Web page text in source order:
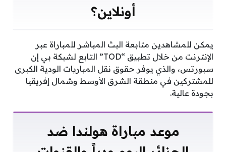
أونلاين؟
يمكن للمشاهدين متابعة البث المباشر للمباراة عبر
الإنترنت من خلال تطبيق “TOD” التابع لشبكة بي إن
سبورتس، والذي يوفر حقوق نقل المباريات الودية الكبرى
للمشتركين في منطقة الشرق الأوسط وشمال إفريقيا
بجودة عالية.
موعد مباراة هولندا ضد